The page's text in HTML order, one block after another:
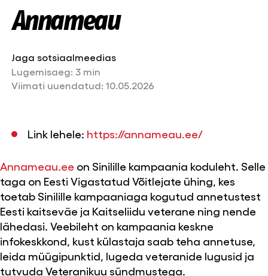
Annameau
Lugemisaeg: 3 min
Viimati uuendatud: 10.05.2026
Jaga sotsiaalmeedias
Link lehele: https://annameau.ee/
Annameau.ee on Sinilille kampaania koduleht. Selle
taga on Eesti Vigastatud Võitlejate ühing, kes
toetab Sinilille kampaaniaga kogutud annetustest
Eesti kaitseväe ja Kaitseliidu veterane ning nende
lähedasi. Veebileht on kampaania keskne
infokeskkond, kust külastaja saab teha annetuse,
leida müügipunktid, lugeda veteranide lugusid ja
tutvuda Veteranikuu sündmustega.